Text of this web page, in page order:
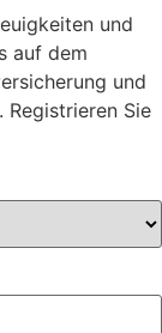
und
auf dem
und
Sie